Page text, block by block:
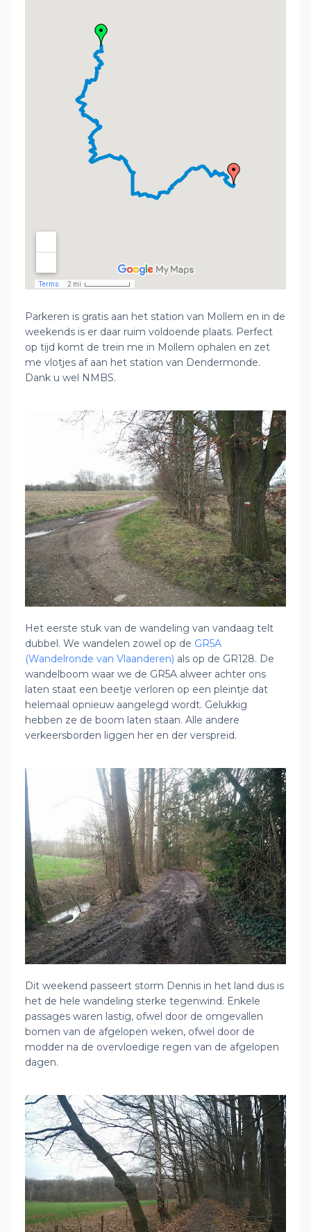
Parkeren is gratis aan het station van Mollem en in de
weekends is er daar ruim voldoende plaats. Perfect
op tijd komt de trein me in Mollem ophalen en zet
me vlotjes af aan het station van Dendermonde.
Dank u wel NMBS.
Het eerste stuk van de wandeling van vandaag telt
dubbel. We wandelen zowel op de GR5A
(Wandelronde van Vlaanderen) als op de GR128. De
wandelboom waar we de GR5A alweer achter ons
laten staat een beetje verloren op een pleintje dat
helemaal opnieuw aangelegd wordt. Gelukkig
hebben ze de boom laten staan. Alle andere
verkeersborden liggen her en der verspreid.
Dit weekend passeert storm Dennis in het land dus is
het de hele wandeling sterke tegenwind. Enkele
passages waren lastig, ofwel door de omgevallen
bomen van de afgelopen weken, ofwel door de
modder na de overvloedige regen van de afgelopen
dagen.